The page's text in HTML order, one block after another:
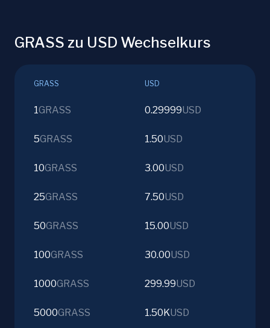
GRASS zu USD Wechselkurs
GRASS USD
1GRASS 0.29999USD
5GRASS 1.50USD
10GRASS 3.00USD
25GRASS 7.50USD
50GRASS 15.00USD
100GRASS 30.00USD
1000GRASS 299.99USD
5000GRASS 1.50KUSD